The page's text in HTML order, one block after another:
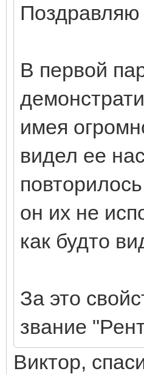
Поздравляю
В первой
имея
видел ее
он их не
как будто
За это
звание
Виктор,